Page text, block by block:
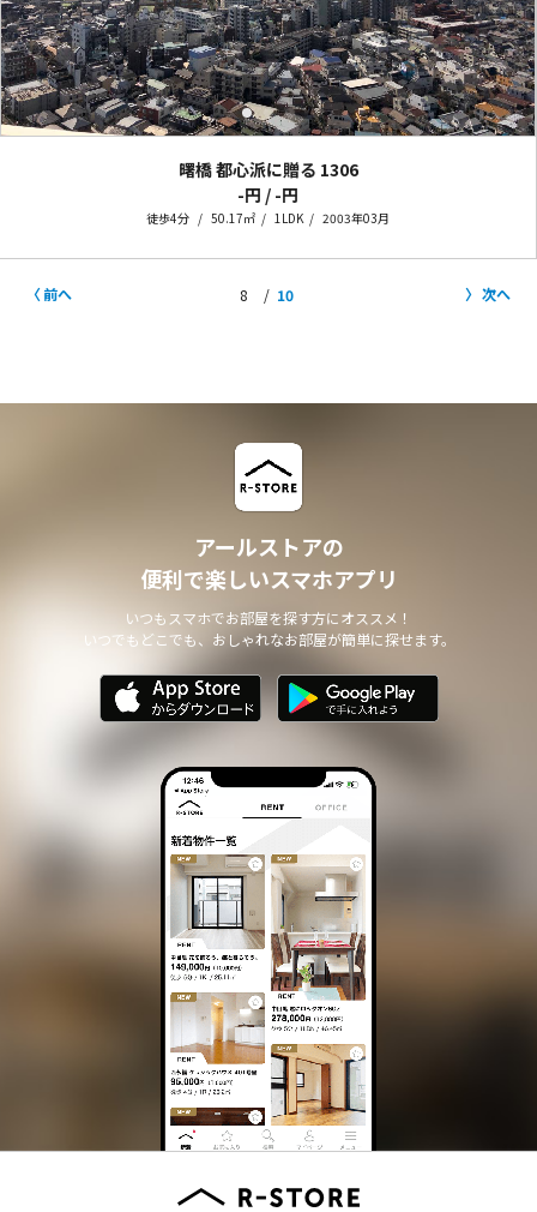
曙橋 都心派に贈る 1306
-円 / -円
徒歩4分 50.17㎡ 1LDK 2003年03月
前へ 8 10 次へ
アールストアの
便利で楽しいスマホアプリ
いつもスマホでお部屋を探す方にオススメ！
いつでもどこでも、おしゃれなお部屋が簡単に探せます。